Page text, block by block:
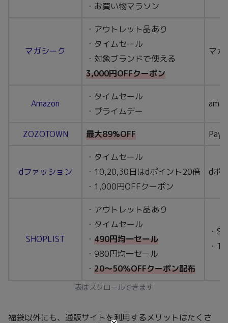
・お買い物マラソン
マガシーク
・アウトレット品あり
・タイムセール
・対象ブランドで使える
3,000円OFFクーポン
マガ
Amazon
・タイムセール
・プライムデー
ZOZOTOWN 最大89%OFF
dファッション
・タイムセール
・10,20,30日はdポイント20倍
・1,000円OFFクーポン
dポ
SHOPLIST
・アウトレット品あり
・タイムセール
・ 490円均一セール
・980円均一セール
・ 20～50％OFFクーポン配布
・
・T
表はスクロールできます
福袋以外にも、通販サイトを利用するメリットはたくさ